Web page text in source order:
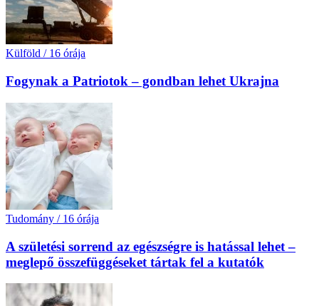
Külföld / 16 órája
Fogynak a Patriotok – gondban lehet Ukrajna
Tudomány / 16 órája
A születési sorrend az egészségre is hatással lehet –
meglepő összefüggéseket tártak fel a kutatók